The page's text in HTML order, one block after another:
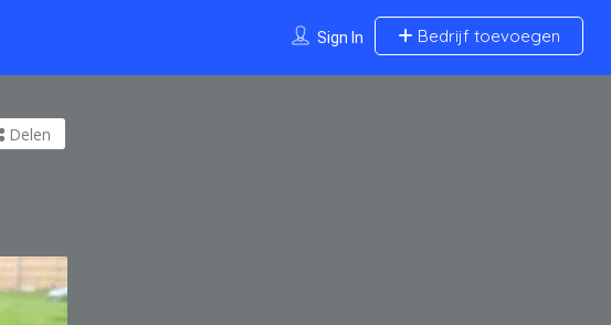
Sign In Bedrijf toevoegen
Delen